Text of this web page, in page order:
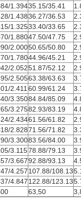
1.39435.15/35.41
1.43836.27/36.53
1.32533.40/33.65
1.88047.50/47.75
2.00050.65/50.80
1.78044.96/45.21
2.05251.87/52.12
2.50563.38/63.63
2.411 60.99/61.24
3.35084.84/85.09
3.27582.93/83.19
2.43461.56/61.82
2.82871.56/71.82
3.30083.56/84.00
3.11578.88/79.13
3.66792.88/93.13
4.257107.88/108.13
4.847122.88/123.13
63,50